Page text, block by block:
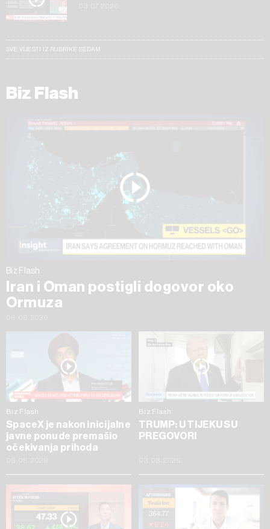
SVE VIJESTI IZ RUBRIKE SEDAM
Biz Flash
Biz Flash
Iran i Oman postigli dogovor oko
Ormuza
Biz Flash
SpaceX je nakon inicijalne
javne ponude premašio
očekivanja prihoda
Biz Flash
TRUMP: U TIJEKU SU
PREGOVORI